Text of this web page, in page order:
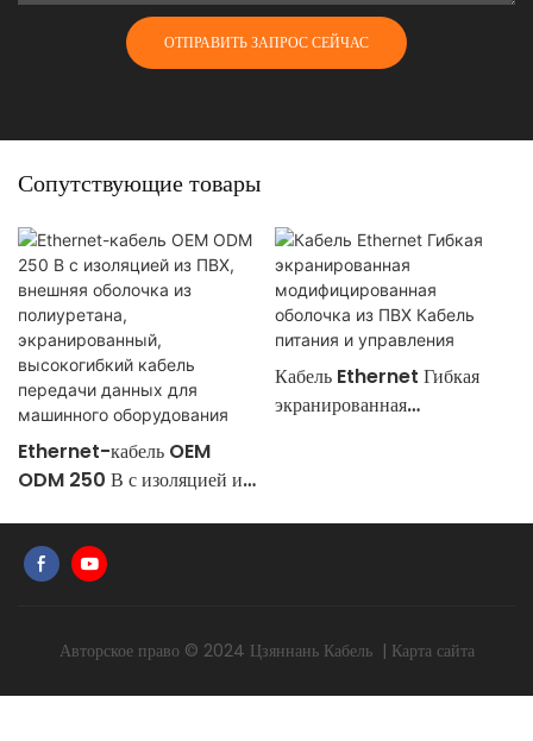
ОТПРАВИТЬ ЗАПРОС СЕЙЧАС
Сопутствующие товары
Ethernet-кабель OEM
ODM 250 В с изоляцией из
экранированный,
машинного оборудования
Кабель Ethernet Гибкая
экранированная
Авторское право © 2024 Цзяннань Кабель | Карта сайта